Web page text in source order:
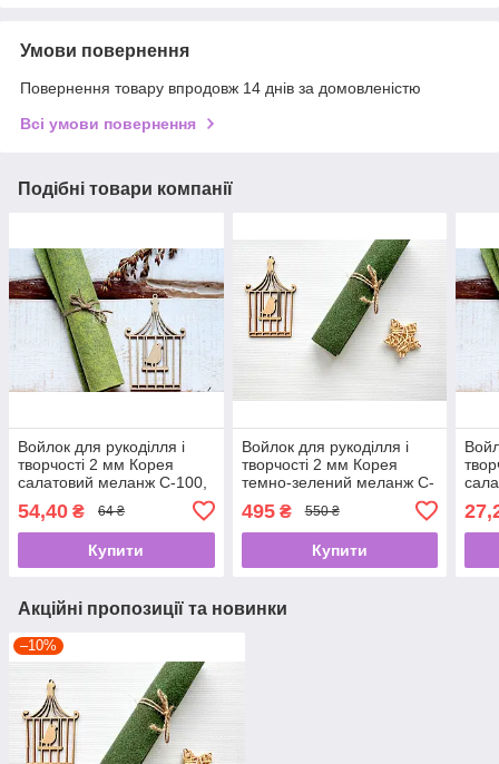
Умови повернення
Повернення товару впродовж 14 днів за домовленістю
Всі умови повернення
Подібні товари компанії
Войлок для рукоділля і
творчості 2 мм Корея
салатовий меланж C-100,
54,40 ₴ 64 ₴
Купити
Войлок для рукоділля і
творчості 2 мм Корея
темно-зелений меланж C-
495₴ 550 ₴
Купити
Акційні пропозиції та новинки
–10%